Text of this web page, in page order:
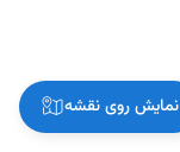
نمایش روی نقشه